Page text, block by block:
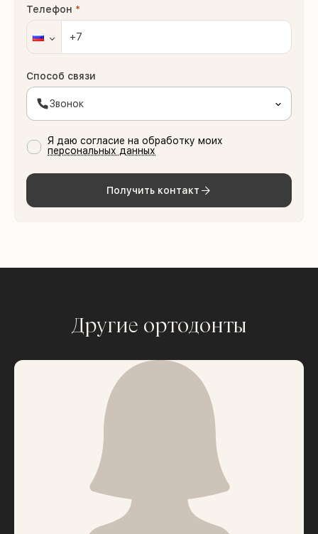
Телефон *
Способ связи
Звонок
Я даю согласие на обработку моих
персональных данных
Получить контакт
Другие ортодонты